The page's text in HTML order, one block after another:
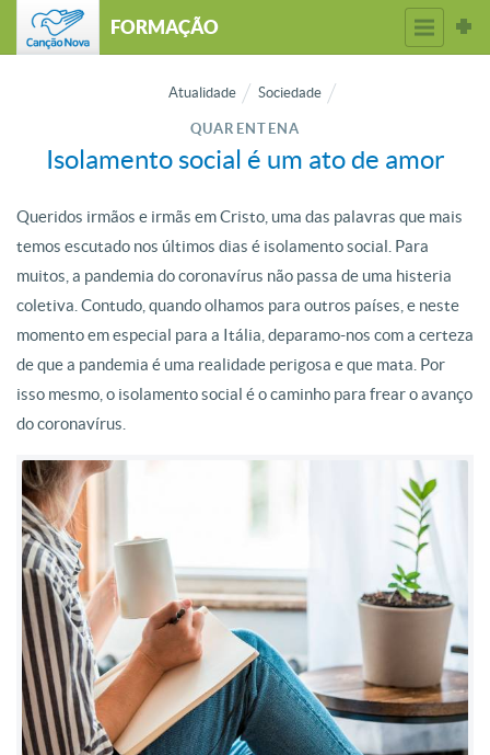
FORMAÇÃO
Atualidade Sociedade
QUARENTENA
Isolamento social é um ato de amor
Queridos irmãos e irmãs em Cristo, uma das palavras que mais
temos escutado nos últimos dias é isolamento social. Para
muitos, a pandemia do coronavírus não passa de uma histeria
coletiva. Contudo, quando olhamos para outros países, e neste
momento em especial para a Itália, deparamo-nos com a certeza
de que a pandemia é uma realidade perigosa e que mata. Por
isso mesmo, o isolamento social é o caminho para frear o avanço
do coronavírus.